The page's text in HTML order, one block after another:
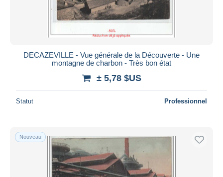
DECAZEVILLE - Vue générale de la Découverte - Une
montagne de charbon - Très bon état
± 5,78 $US
Statut Professionnel
Nouveau